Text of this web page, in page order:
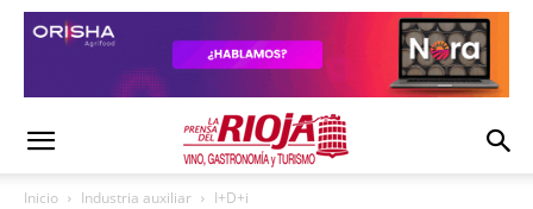
Inicio Industria auxiliar I+D+i